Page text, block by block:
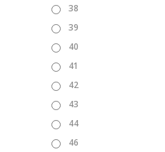
38
39
40
41
42
43
44
46